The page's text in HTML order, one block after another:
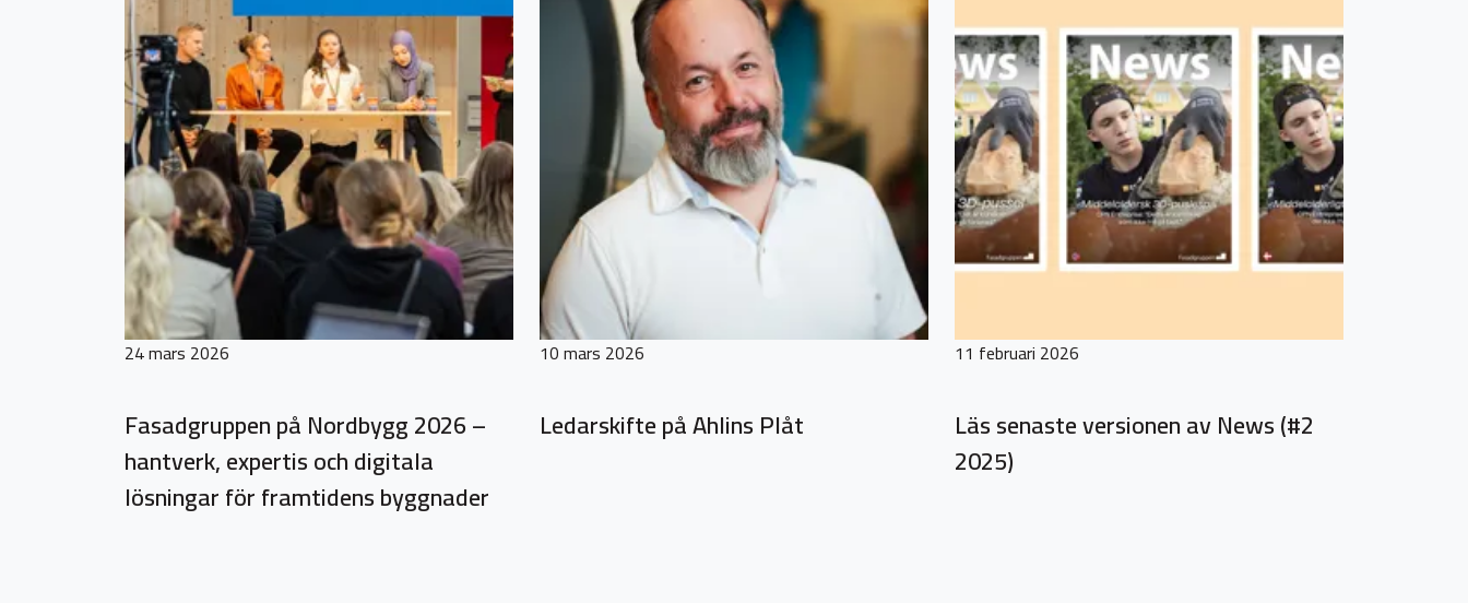
24 mars 2026
Fasadgruppen på Nordbygg 2026 –
hantverk, expertis och digitala
lösningar för framtidens byggnader
10 mars 2026
Ledarskifte på Ahlins Plåt
11 februari 2026
Läs senaste versionen av News (#2
2025)